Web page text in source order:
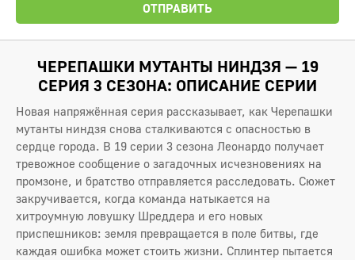
ОТПРАВИТЬ
ЧЕРЕПАШКИ МУТАНТЫ НИНДЗЯ — 19
СЕРИЯ 3 СЕЗОНА: ОПИСАНИЕ СЕРИИ
Новая напряжённая серия рассказывает, как Черепашки
мутанты ниндзя снова сталкиваются с опасностью в
сердце города. В 19 серии 3 сезона Леонардо получает
тревожное сообщение о загадочных исчезновениях на
промзоне, и братство отправляется расследовать. Сюжет
закручивается, когда команда натыкается на
хитроумную ловушку Шреддера и его новых
приспешников: земля превращается в поле битвы, где
каждая ошибка может стоить жизни. Сплинтер пытается